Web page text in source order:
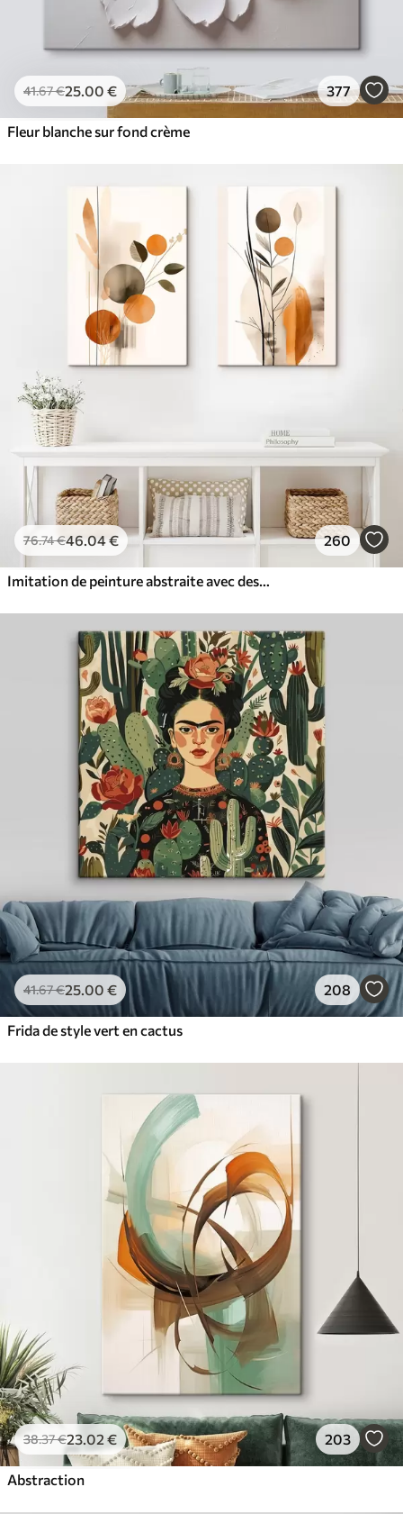
41.67€25.00 € 377
Fleur blanche sur fond crème
76.74€46.04€ 260
Imitation de peinture abstraite avec des cercles orange et gris, des feuilles et des branches, style moderne, effet aquarelle
41.67€25.00 € 208
Frida de style vert en cactus
38.37€23.02 € 203
Abstraction